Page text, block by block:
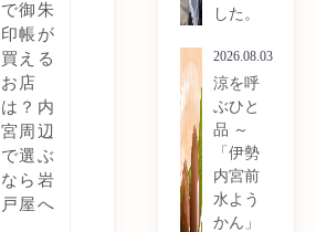
で御朱
印帳が
買える
お店
は？内
宮周辺
で選ぶ
なら岩
戸屋へ
した。
2026.08.03
涼を呼
ぶひと
品 ～
「伊勢
内宮前
水よう
かん」